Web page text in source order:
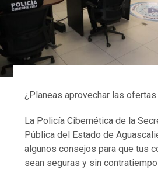
¿Planeas aprovechar las ofertas
La Policía Cibernética de la
Pública del Estado de
algunos consejos para que tus
sean seguras y sin